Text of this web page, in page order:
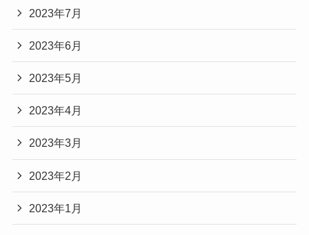
2023年7月
2023年6月
2023年5月
2023年4月
2023年3月
2023年2月
2023年1月